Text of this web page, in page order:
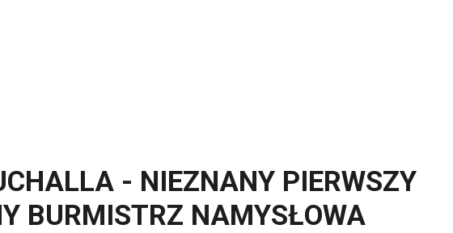
- NIEZNANY PIERWSZY
BURMISTRZ NAMYSŁOWA